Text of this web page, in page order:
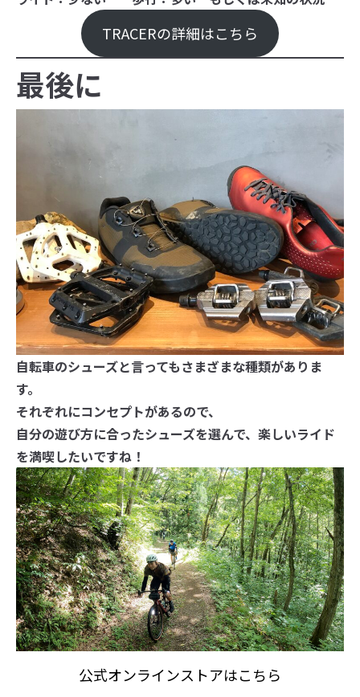
TRACERの詳細はこちら
最後に
自転車のシューズと言ってもさまざまな種類がありま
す。
それぞれにコンセプトがあるので、
自分の遊び方に合ったシューズを選んで、楽しいライド
を満喫したいですね！
公式オンラインストアはこちら